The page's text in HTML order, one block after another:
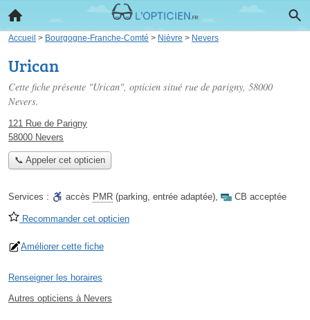
Accueil > Bourgogne-Franche-Comté > Nièvre > Nevers
Urican
Cette fiche présente "Urican", opticien situé rue de parigny, 58000
Nevers.
121 Rue de Parigny
58000 Nevers
📞 Appeler cet opticien
Services : accès PMR (parking, entrée adaptée), CB acceptée
Recommander cet opticien
Améliorer cette fiche
Renseigner les horaires
Autres opticiens à Nevers